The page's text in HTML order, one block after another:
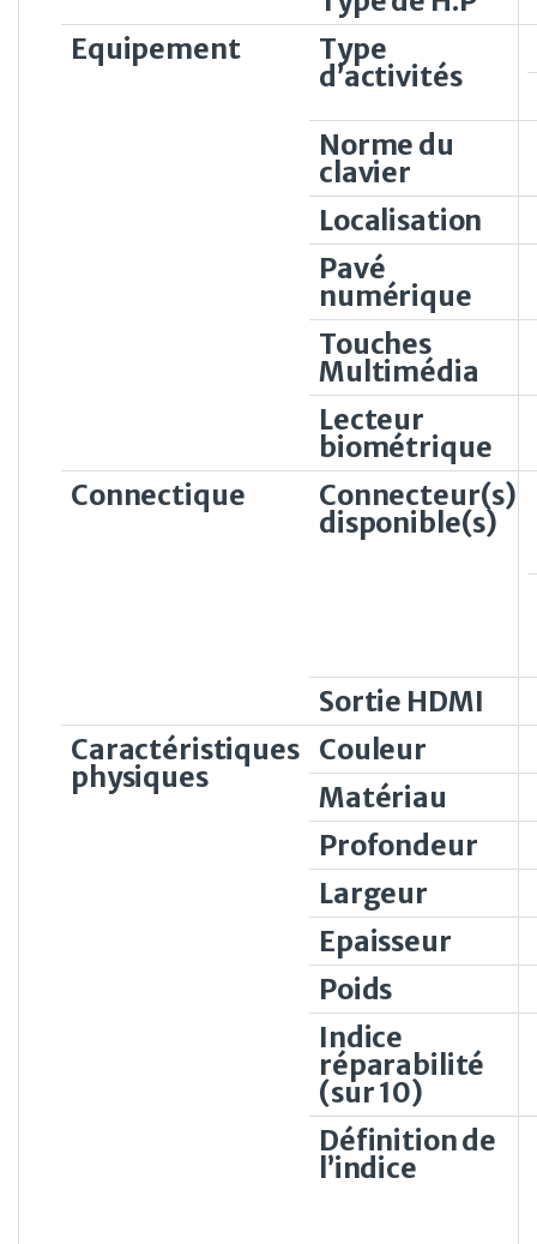
Equipement
Type
d’activités
Norme du
clavier
Localisation
Pavé
numérique
Touches
Multimédia
Lecteur
biométrique
Connectique
Connecteur(s)
disponible(s)
Sortie HDMI
Caractéristiques
physiques
Couleur
Matériau
Profondeur
Largeur
Epaisseur
Poids
Indice
réparabilité
(sur 10)
Définition de
l’indice